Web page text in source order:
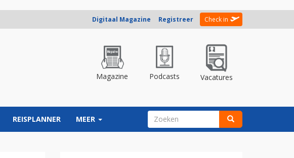
Digitaal Magazine Registreer Check in
Magazine Podcasts Vacatures
REISPLANNER MEER ZOEKVELD